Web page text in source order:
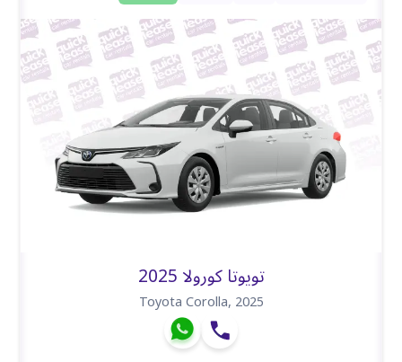
تويوتا كورولا 2025
Toyota Corolla,2025